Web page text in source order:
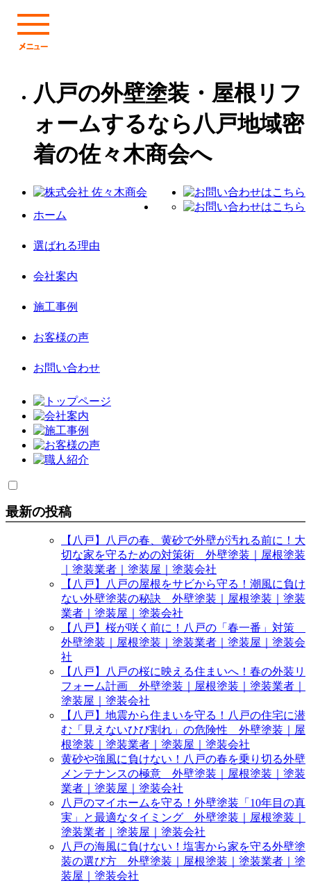
八戸の外壁塗装・屋根リフ
ォームするなら八戸地域密
着の佐々木商会へ
ホーム
選ばれる理由
会社案内
施工事例
お客様の声
お問い合わせ
最新の投稿
【八戸】八戸の春、黄砂で外壁が汚れる前に！大
切な家を守るための対策術 外壁塗装｜屋根塗装
｜塗装業者｜塗装屋｜塗装会社
【八戸】八戸の屋根をサビから守る！潮風に負け
ない外壁塗装の秘訣 外壁塗装｜屋根塗装｜塗装
業者｜塗装屋｜塗装会社
【八戸】桜が咲く前に！八戸の「春一番」対策
外壁塗装｜屋根塗装｜塗装業者｜塗装屋｜塗装会
社
【八戸】八戸の桜に映える住まいへ！春の外装リ
フォーム計画 外壁塗装｜屋根塗装｜塗装業者｜
塗装屋｜塗装会社
【八戸】地震から住まいを守る！八戸の住宅に潜
む「見えないひび割れ」の危険性 外壁塗装｜屋
根塗装｜塗装業者｜塗装屋｜塗装会社
黄砂や強風に負けない！八戸の春を乗り切る外壁
メンテナンスの極意 外壁塗装｜屋根塗装｜塗装
業者｜塗装屋｜塗装会社
八戸のマイホームを守る！外壁塗装「10年目の真
実」と最適なタイミング 外壁塗装｜屋根塗装｜
塗装業者｜塗装屋｜塗装会社
八戸の海風に負けない！塩害から家を守る外壁塗
装の選び方 外壁塗装｜屋根塗装｜塗装業者｜塗
装屋｜塗装会社